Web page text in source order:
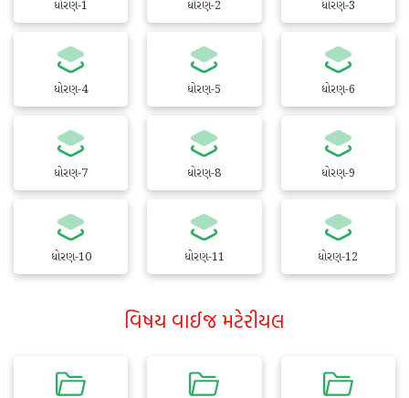
ધોરણ-1 ધોરણ-2 ધોરણ-3
ધોરણ-4 ધોરણ-5 ધોરણ-6
ધોરણ-7 ધોરણ-8 ધોરણ-9
ધોરણ-10 ધોરણ-11 ધોરણ-12
વિષય વાઈજ મટેરીયલ